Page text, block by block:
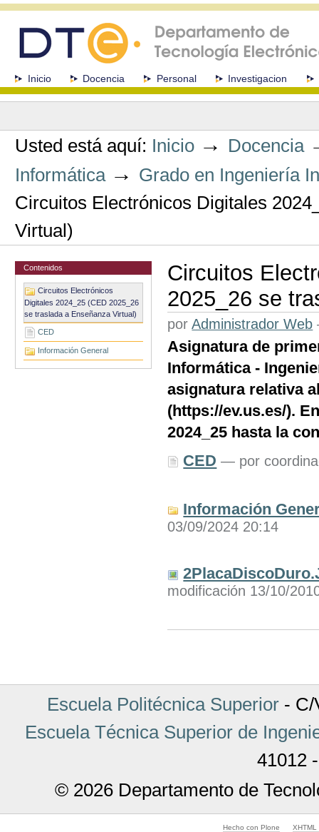
navegación
SeccionesInicio Docencia Personal Investigacion
Herramientas
Usted está aquí: Inicio → Docencia
Informática → Grado en Ingeniería
Circuitos Electrónicos Digitales
Virtual)
Contenidos
Circuitos Electrónicos
Digitales 2024_25 (CED 2025_26
se traslada a Enseñanza Virtual)
CED
Información General
Circuitos
2025_26 se
porAdministrador Web
Asignatura de
Informática -
asignatura relativa
(https://ev.us.es/).
2024_25 hasta la
CED — por
Información
03/09/2024 20:14
modificación 13/10/
Escuela Politécnica Superior- C/
Escuela Técnica Superior de
41012
© 2026 Departamento de
Hecho con Plone XHTML